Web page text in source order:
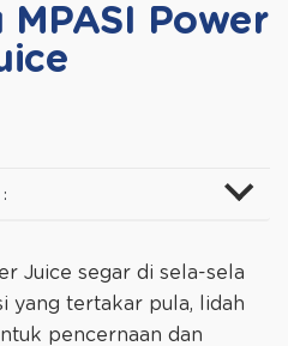
MPASI Power
Juice segar di sela-sela
yang tertakar pula, lidah
pencernaan dan